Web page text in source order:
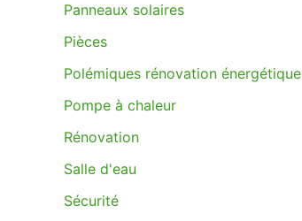
Panneaux solaires
Pièces
Polémiques rénovation énergétique
Pompe à chaleur
Rénovation
Salle d'eau
Sécurité